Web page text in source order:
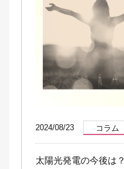
2024/08/23 コラム
太陽光発電の今後は？